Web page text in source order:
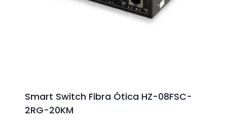
Smart Switch Fibra Ótica HZ-08FSC-
2RG-20KM